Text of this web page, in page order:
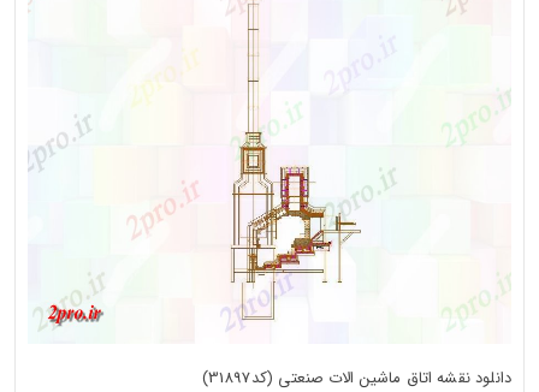
دانلود نقشه اتاق ماشین الات صنعتی (کد31897)